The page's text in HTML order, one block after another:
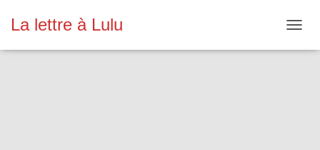
La lettre à Lulu
U